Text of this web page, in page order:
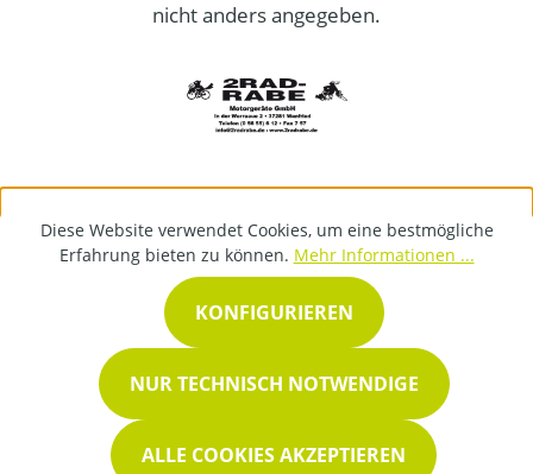
nicht anders angegeben.
Diese Website verwendet Cookies, um eine bestmögliche
Erfahrung bieten zu können. Mehr Informationen ...
NUR TECHNISCH NOTWENDIGE
KONFIGURIEREN
ALLE COOKIES AKZEPTIEREN